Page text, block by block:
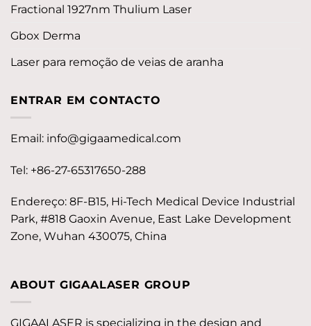
Fractional 1927nm Thulium Laser
Gbox Derma
Laser para remoção de veias de aranha
ENTRAR EM CONTACTO
Email: info@gigaamedical.com
Tel: +86-27-65317650-288
Endereço: 8F-B15, Hi-Tech Medical Device Industrial
Park, #818 Gaoxin Avenue, East Lake Development
Zone, Wuhan 430075, China
ABOUT GIGAALASER GROUP
GIGAALASER is specializing in the design and